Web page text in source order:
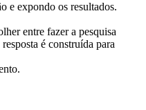
e expondo os resultados.
entre fazer a pesquisa
é construída para